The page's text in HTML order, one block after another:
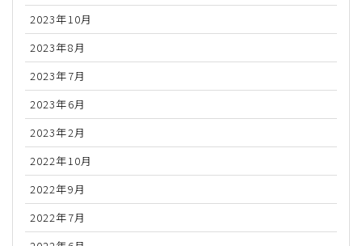
2023年10月
2023年8月
2023年7月
2023年6月
2023年2月
2022年10月
2022年9月
2022年7月